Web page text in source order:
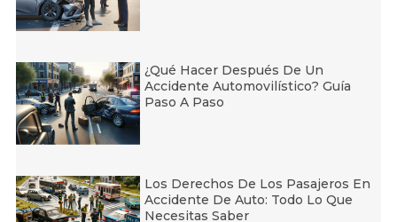
¿Qué Hacer Después De Un
Accidente Automovilístico? Guía
Paso A Paso
Los Derechos De Los Pasajeros En
Accidente De Auto: Todo Lo Que
Necesitas Saber